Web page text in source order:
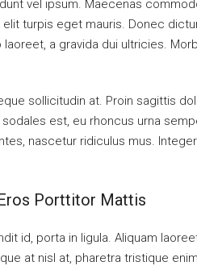
vel ipsum. Maecenas
turpis eget mauris. Donec
a gravida dui ultricies.
sollicitudin at. Proin sagittis
est, eu rhoncus urna
nascetur ridiculus mus.
Porttitor Mattis
id, porta in ligula. Aliquam
at nisl at, pharetra tristique